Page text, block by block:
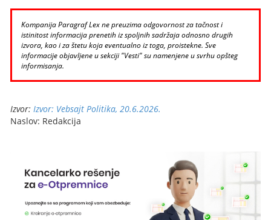
Kompanija Paragraf Lex ne preuzima odgovornost za tačnost i
istinitost informacija prenetih iz spoljnih sadržaja odnosno drugih
izvora, kao i za štetu koja eventualno iz toga, proistekne. Sve
informacije objavljene u sekciji "Vesti" su namenjene u svrhu opšteg
informisanja.
Izvor:Izvor: Vebsajt Politika, 20.6.2026.
Naslov: Redakcija